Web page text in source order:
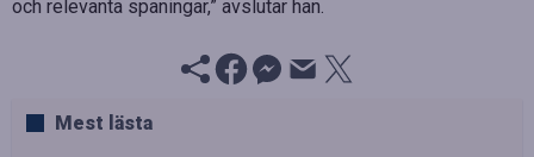
och relevanta spaningar,” avslutar han.
Mest lästa